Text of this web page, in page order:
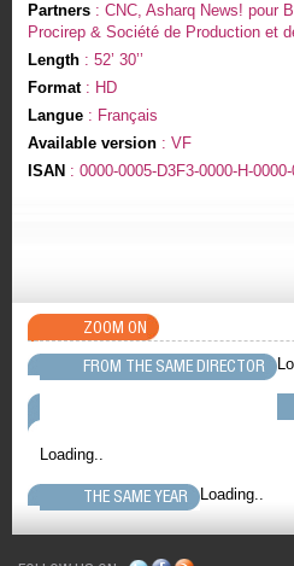
Partners: CNC, Asharq News! pour
Procirep & Société de Production et
Length: 52’ 30’’
Format: HD
Langue: Français
Available version: VF
ISAN : 0000-0005-D3F3-0000-H-
ZOOM ON
FROM THE SAME DIRECTOR
Loading..
THE SAME YEAR Loading..